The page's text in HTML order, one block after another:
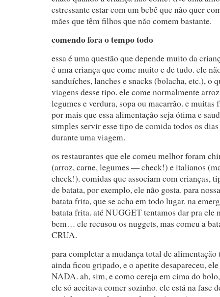
estressante estar com um bebê que não quer
mães que têm filhos que não comem bastante.
comendo fora o tempo todo
essa é uma questão que depende muito da
é uma criança que come muito e de tudo. ele
sanduíches, lanches e snacks (bolacha, etc.), o
viagens desse tipo. ele come normalmente
legumes e verdura, sopa ou macarrão. e muitas
por mais que essa alimentação seja ótima e
simples servir esse tipo de comida todos os
durante uma viagem.
os restaurantes que ele comeu melhor foram
(arroz, carne, legumes — check!) e italianos
check!). comidas que associam com crianças,
de batata, por exemplo, ele não gosta. para
batata frita, que se acha em todo lugar. na
batata frita. até NUGGET tentamos dar pra ele
bem… ele recusou os nuggets, mas comeu a
CRUA.
para completar a mudança total de
ainda ficou gripado, e o apetite desapareceu,
NADA. ah, sim, e como cereja em cima do
ele só aceitava comer sozinho. ele está na fase